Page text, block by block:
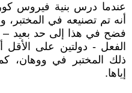
عندما درس بنية فيروس
أنه تم تصنيعه في
فضح في هذا إلى حد بعيد –
الفعل - دولتين على
ذلك المختبر في ووهان،
إياها.